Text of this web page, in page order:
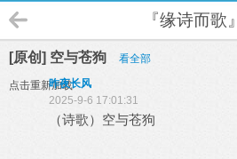
『缘诗而歌』
[原创] 空与苍狗 看全部
点击重新加载
昨夜长风
2025-9-6 17:01:31
（诗歌）空与苍狗